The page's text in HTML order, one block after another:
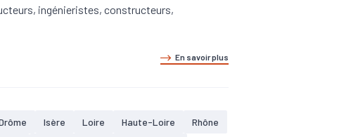
ingénieristes, constructeurs,
En savoir plus
Isère Loire Haute-Loire Rhône